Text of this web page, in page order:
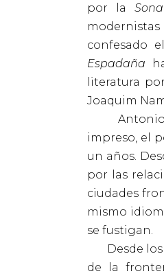
por la
modernistas
confesado
Espadaña
literatura
Joaquim
Antonio
impreso, el
un años.
por las
ciudades
mismo
se fustigan.
Desde
de la